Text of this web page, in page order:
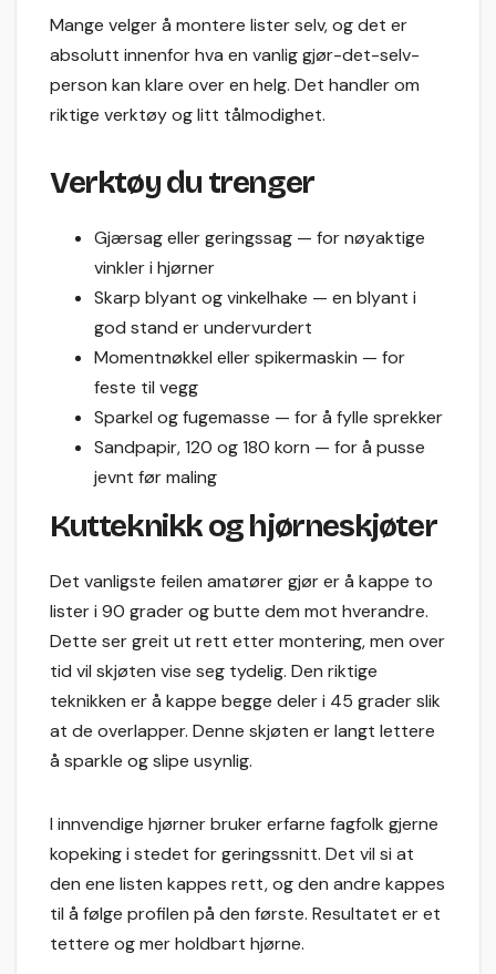
Mange velger å montere lister selv, og det er
absolutt innenfor hva en vanlig gjør-det-selv-
person kan klare over en helg. Det handler om
riktige verktøy og litt tålmodighet.
Verktøy du trenger
Gjærsag eller geringssag — for nøyaktige
vinkler i hjørner
Skarp blyant og vinkelhake — en blyant i
god stand er undervurdert
Momentnøkkel eller spikermaskin — for
feste til vegg
Sparkel og fugemasse — for å fylle sprekker
Sandpapir, 120 og 180 korn — for å pusse
jevnt før maling
Kutteknikk og hjørneskjøter
Det vanligste feilen amatører gjør er å kappe to
lister i 90 grader og butte dem mot hverandre.
Dette ser greit ut rett etter montering, men over
tid vil skjøten vise seg tydelig. Den riktige
teknikken er å kappe begge deler i 45 grader slik
at de overlapper. Denne skjøten er langt lettere
å sparkle og slipe usynlig.
I innvendige hjørner bruker erfarne fagfolk gjerne
kopeking i stedet for geringssnitt. Det vil si at
den ene listen kappes rett, og den andre kappes
til å følge profilen på den første. Resultatet er et
tettere og mer holdbart hjørne.